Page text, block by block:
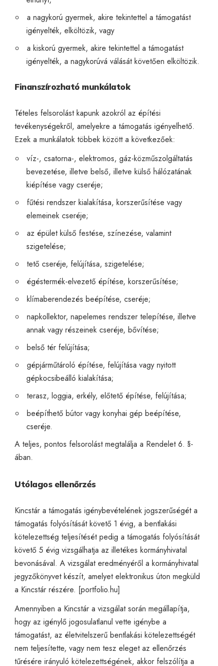
a nagykorú gyermek, akire tekintettel a támogatást
igényelték, elköltözik, vagy
a kiskorú gyermek, akire tekintettel a támogatást
igényelték, a nagykorúvá válását követően elköltözik.
Finanszírozható munkálatok
Tételes felsorolást kapunk azokról az építési
tevékenységekről, amelyekre a támogatás igényelhető.
Ezek a munkálatok többek között a következőek:
víz-, csatorna-, elektromos, gáz-közműszolgáltatás
bevezetése, illetve belső, illetve külső hálózatának
kiépítése vagy cseréje;
fűtési rendszer kialakítása, korszerűsítése vagy
elemeinek cseréje;
az épület külső festése, színezése, valamint
szigetelése;
tető cseréje, felújítása, szigetelése;
égéstermék-elvezető építése, korszerűsítése;
klímaberendezés beépítése, cseréje;
napkollektor, napelemes rendszer telepítése, illetve
annak vagy részeinek cseréje, bővítése;
belső tér felújítása;
gépjárműtároló építése, felújítása vagy nyitott
gépkocsibeálló kialakítása;
terasz, loggia, erkély, előtető építése, felújítása;
beépíthető bútor vagy konyhai gép beépítése,
cseréje.
A teljes, pontos felsorolást megtalálja a Rendelet6. §-
ában.
Utólagos ellenőrzés
Kincstár a támogatás igénybevételének jogszerűségét a
támogatás folyósítását követő 1 évig, a bentlakási
kötelezettség teljesítését pedig a támogatás folyósítását
követő 5 évig vizsgálhatja az illetékes kormányhivatal
bevonásával. A vizsgálat eredményéről a kormányhivatal
jegyzőkönyvet készít, amelyet elektronikus úton megküld
a Kincstár részére. [portfolio.hu]
Amennyiben a Kincstár a vizsgálat során megállapítja,
hogy az igénylő jogosulatlanul vette igénybe a
támogatást, az életvitelszerű bentlakási kötelezettségét
nem teljesítette, vagy nem tesz eleget az ellenőrzés
tűrésére irányuló kötelezettségének, akkor felszólítja a